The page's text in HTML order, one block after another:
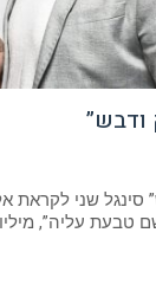
ודבש”
סינגל שני
עליה”,